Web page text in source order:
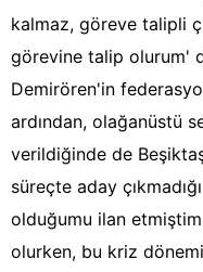
kalmaz, göreve talipli
görevine talip olurum'
Demirören'in
ardından, olağanüstü
verildiğinde de
süreçte aday
olduğumu ilan
olurken, bu kriz